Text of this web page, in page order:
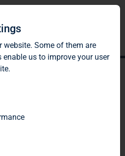
AG:
website. Some of them are
enable us to improve your user